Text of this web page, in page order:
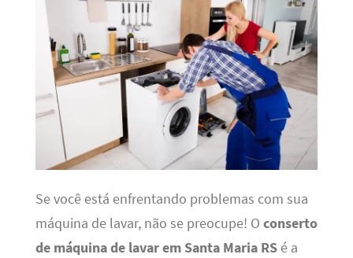
Se você está enfrentando problemas com sua
máquina de lavar, não se preocupe! O conserto
de máquina de lavar em Santa Maria RSé a